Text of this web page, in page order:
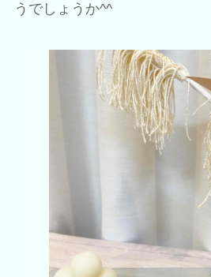
うでしょうか^^